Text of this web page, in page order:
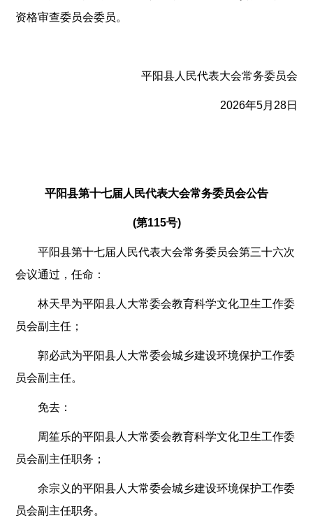
资格审查委员会委员。
平阳县人民代表大会常务委员会
2026年5月28日
平阳县第十七届人民代表大会常务委员会公告
(第115号)
平阳县第十七届人民代表大会常务委员会第三十六次
会议通过，任命：
林天早为平阳县人大常委会教育科学文化卫生工作委
员会副主任；
郭必武为平阳县人大常委会城乡建设环境保护工作委
员会副主任。
免去：
周笙乐的平阳县人大常委会教育科学文化卫生工作委
员会副主任职务；
余宗义的平阳县人大常委会城乡建设环境保护工作委
员会副主任职务。